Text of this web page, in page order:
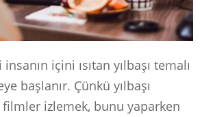
içini ısıtan yılbaşı temalı
başlanır. Çünkü yılbaşı
filmler izlemek, bunu yaparken